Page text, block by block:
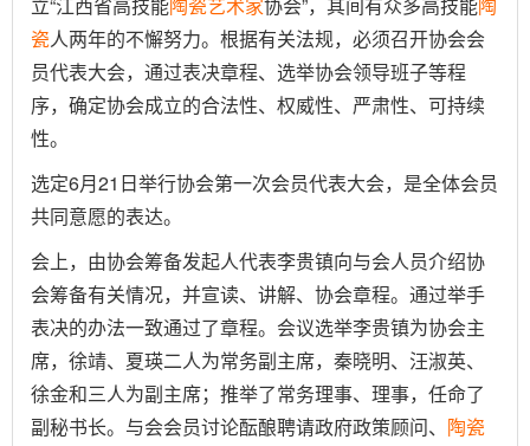
立“江西省高技能陶瓷艺术家协会”，其间有众多高技能陶
瓷人两年的不懈努力。根据有关法规，必须召开协会会
员代表大会，通过表决章程、选举协会领导班子等程
序，确定协会成立的合法性、权威性、严肃性、可持续
性。
选定6月21日举行协会第一次会员代表大会，是全体会员
共同意愿的表达。
会上，由协会筹备发起人代表李贵镇向与会人员介绍协
会筹备有关情况，并宣读、讲解、协会章程。通过举手
表决的办法一致通过了章程。会议选举李贵镇为协会主
席，徐靖、夏瑛二人为常务副主席，秦晓明、汪淑英、
徐金和三人为副主席；推举了常务理事、理事，任命了
副秘书长。与会会员讨论酝酿聘请政府政策顾问、 陶瓷